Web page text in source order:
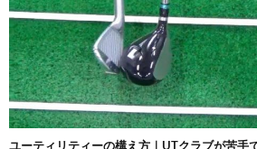
ユーティリティーの構え方｜UTクラブが苦手